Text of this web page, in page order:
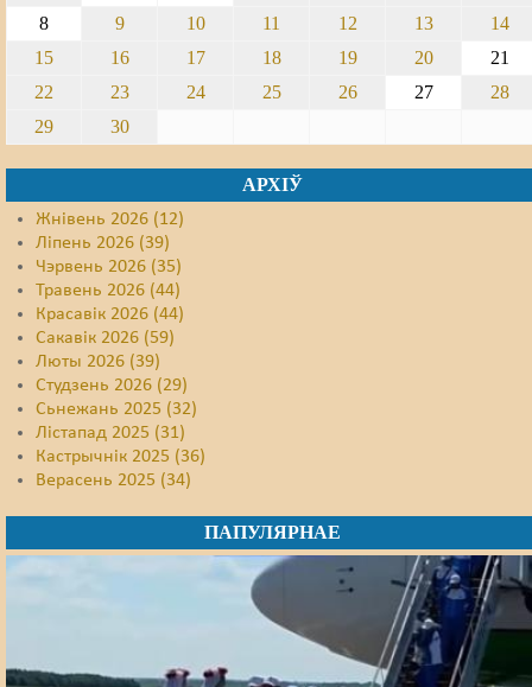
8
9 10 11 12 13
14
15
16 17 18 19 20
21
22
23 24 25 26 27
28
29
30
АРХІЎ
Жнівень 2026 (12)
Ліпень 2026 (39)
Чэрвень 2026 (35)
Травень 2026 (44)
Красавік 2026 (44)
Сакавік 2026 (59)
Люты 2026 (39)
Студзень 2026 (29)
Сьнежань 2025 (32)
Лістапад 2025 (31)
Кастрычнік 2025 (36)
Верасень 2025 (34)
ПАПУЛЯРНАЕ